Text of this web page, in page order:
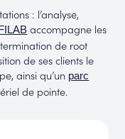
: l’analyse,
FILAB accompagne les
de root
de ses clients le
ainsi qu’un parc
de pointe.